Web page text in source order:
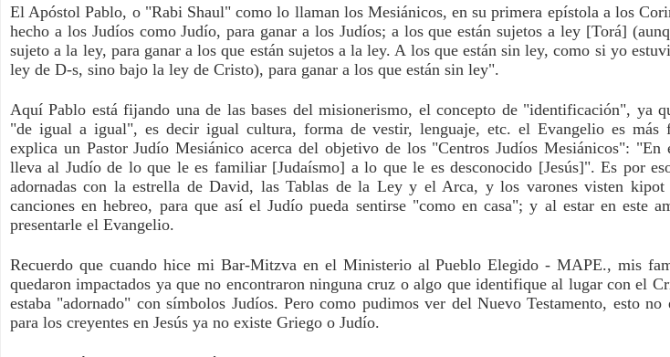
El Apóstol Pablo, o "Rabi Shaul" como lo llaman los Mesiánicos, en su primera epístola a los
hecho a los Judíos como Judío, para ganar a los Judíos; a los que están sujetos a ley [Torá]
sujeto a la ley, para ganar a los que están sujetos a la ley. A los que están sin ley, como si yo
ley de D-s, sino bajo la ley de Cristo), para ganar a los que están sin ley".
Aquí Pablo está fijando una de las bases del misionerismo, el concepto de "identificación", ya
"de igual a igual", es decir igual cultura, forma de vestir, lenguaje, etc. el Evangelio es más
explica un Pastor Judío Mesiánico acerca del objetivo de los "Centros Judíos Mesiánicos": "En
lleva al Judío de lo que le es familiar [Judaísmo] a lo que le es desconocido [Jesús]". Es por
adornadas con la estrella de David, las Tablas de la Ley y el Arca, y los varones visten
canciones en hebreo, para que así el Judío pueda sentirse "como en casa"; y al estar en este
presentarle el Evangelio.
Recuerdo que cuando hice mi Bar-Mitzva en el Ministerio al Pueblo Elegido - MAPE., mis
quedaron impactados ya que no encontraron ninguna cruz o algo que identifique al lugar con el
estaba "adornado" con símbolos Judíos. Pero como pudimos ver del Nuevo Testamento, esto no
para los creyentes en Jesús ya no existe Griego o Judío.